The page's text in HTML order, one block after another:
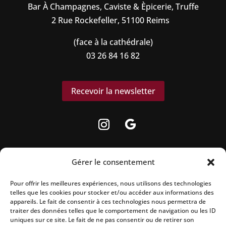
Gérer le consentement
Pour offrir les meilleures expériences, nous utilisons des technologies
telles que les cookies pour stocker et/ou accéder aux informations des
appareils. Le fait de consentir à ces technologies nous permettra de
traiter des données telles que le comportement de navigation ou les ID
uniques sur ce site. Le fait de ne pas consentir ou de retirer son
Bar À Champagnes, Caviste & Èpicerie, Truffe
2 Rue Rockefeller, 51100 Reims
(face à la cathédrale)
03 26 84 16 82
Recevoir la newsletter
La vente d’alcool est strictement interdite
aux mineurs.